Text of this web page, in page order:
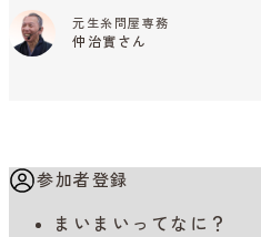
元生糸問屋専務
仲治實さん
参加者登録
まいまいってなに？